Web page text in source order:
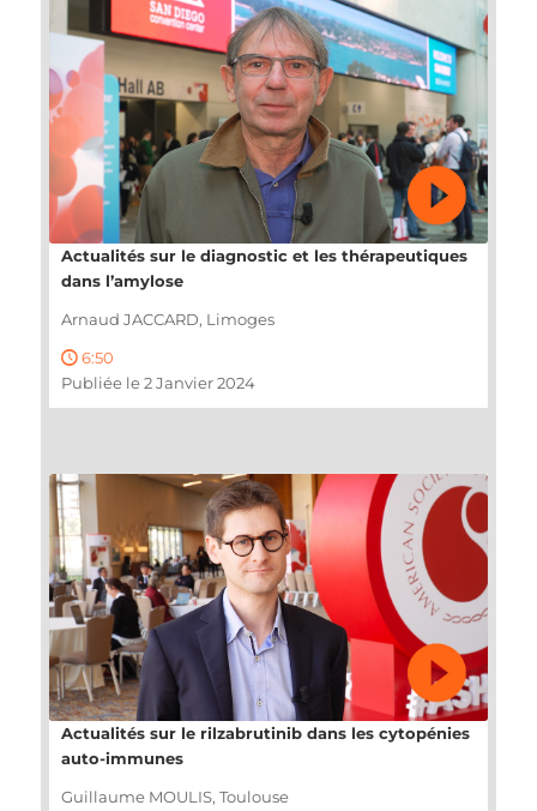
Actualités sur le diagnostic et les thérapeutiques
dans l’amylose
Arnaud JACCARD, Limoges
6:50
Publiée le 2 Janvier 2024
Actualités sur le rilzabrutinib dans les cytopénies
auto-immunes
Guillaume MOULIS, Toulouse